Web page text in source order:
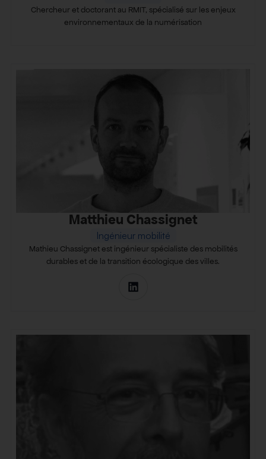
Chercheur et doctorant au RMIT, spécialisé sur les enjeux
environnementaux de la numérisation
Matthieu Chassignet
Ingénieur mobilité
Mathieu Chassignet est ingénieur spécialiste des mobilités
durables et de la transition écologique des villes.